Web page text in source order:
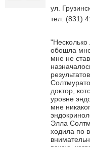
ул.
тел. (831)
обошла
мне не
доктор,
уровне
мне
Элла
ходила по